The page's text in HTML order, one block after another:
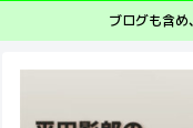
ブログも含め